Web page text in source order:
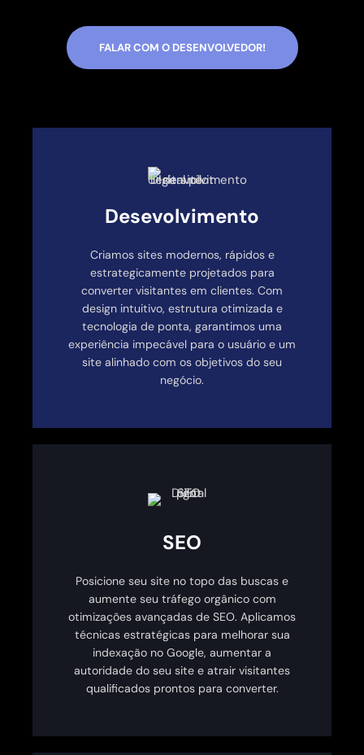
FALAR COM O DESENVOLVEDOR!
Desevolvimento
Criamos sites modernos, rápidos e
estrategicamente projetados para
converter visitantes em clientes. Com
design intuitivo, estrutura otimizada e
tecnologia de ponta, garantimos uma
experiência impecável para o usuário e um
site alinhado com os objetivos do seu
negócio.
SEO
Posicione seu site no topo das buscas e
aumente seu tráfego orgânico com
otimizações avançadas de SEO. Aplicamos
técnicas estratégicas para melhorar sua
indexação no Google, aumentar a
autoridade do seu site e atrair visitantes
qualificados prontos para converter.